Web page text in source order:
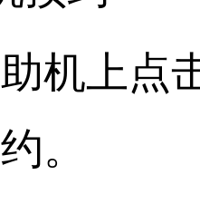
机上点
。